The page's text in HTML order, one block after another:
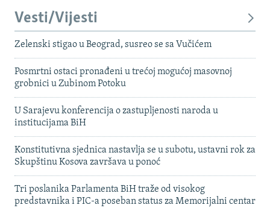
Vesti/Vijesti
Zelenski stigao u Beograd, susreo se sa Vučićem
Posmrtni ostaci pronađeni u trećoj mogućoj masovnoj
grobnici u Zubinom Potoku
U Sarajevu konferencija o zastupljenosti naroda u
institucijama BiH
Konstitutivna sjednica nastavlja se u subotu, ustavni rok za
Skupštinu Kosova završava u ponoć
Tri poslanika Parlamenta BiH traže od visokog
predstavnika i PIC-a poseban status za Memorijalni centar